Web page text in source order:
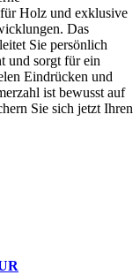
Holz und exklusive
Das
Sie persönlich
und sorgt für ein
Eindrücken und
ist bewusst auf
Sie sich jetzt Ihren